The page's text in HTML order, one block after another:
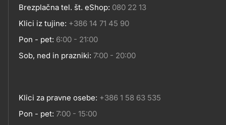
Kontakt
Brezplačna tel. št. eShop: 080 22 13
Klici iz tujine: +386 14 71 45 90
Pon - pet: 6:00 - 21:00
Sob, ned in prazniki: 7:00 - 20:00
Klici za pravne osebe: +386 1 58 63 535
Pon - pet: 7:00 - 15:00